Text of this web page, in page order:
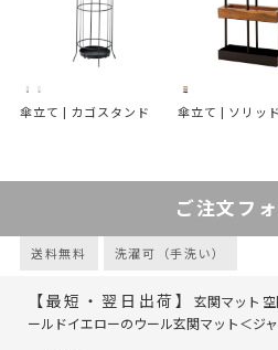
傘立て | カゴスタンド 傘立て | ソリッ
ご注文フ
送料無料 洗濯可（手洗い）
【最短・翌日出荷】 玄関マット
ールドイエローのウール玄関マット＜ジ